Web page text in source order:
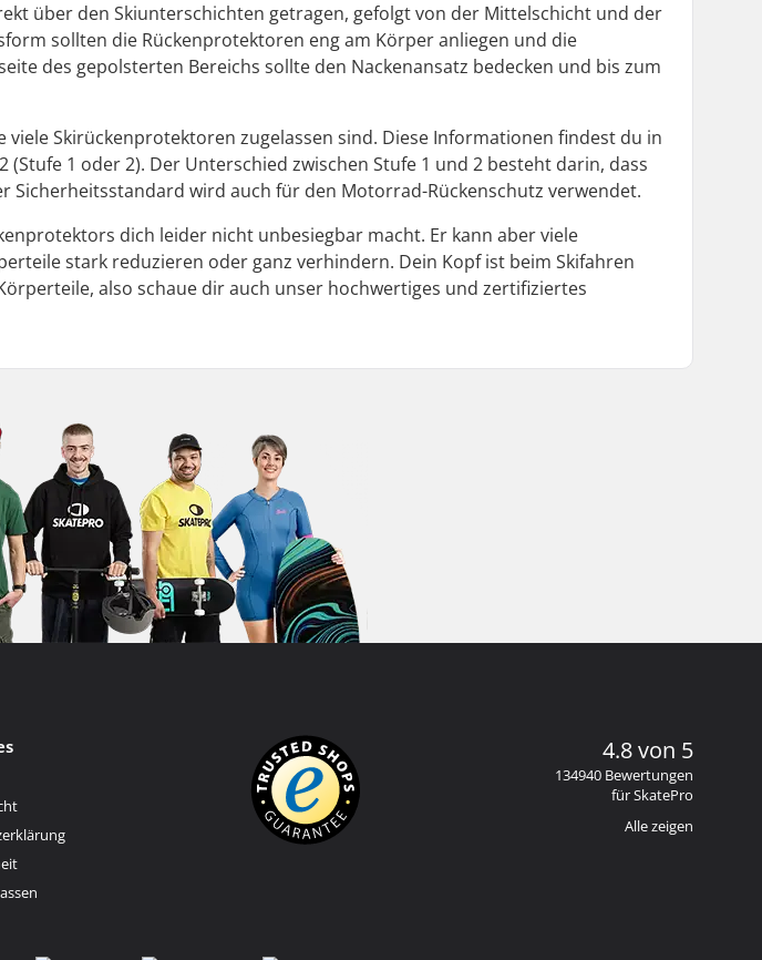
über den Skiunterschichten getragen, gefolgt von der Mittelschicht und der
sollten die Rückenprotektoren eng am Körper anliegen und die
des gepolsterten Bereichs sollte den Nackenansatz bedecken und bis zum
Skirückenprotektoren zugelassen sind. Diese Informationen findest du in
1 oder 2). Der Unterschied zwischen Stufe 1 und 2 besteht darin, dass
Sicherheitsstandard wird auch für den Motorrad-Rückenschutz verwendet.
dich leider nicht unbesiegbar macht. Er kann aber viele
stark reduzieren oder ganz verhindern. Dein Kopf ist beim Skifahren
also schaue dir auch unser hochwertiges und zertifiziertes
4.8 von 5
134940 Bewertungen
für SkatePro
Alle zeigen